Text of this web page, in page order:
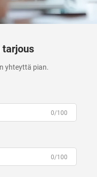
tarjous
yhteyttä pian.
0/100
0/100